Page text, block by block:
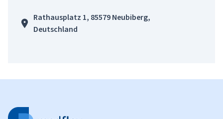
Rathausplatz 1, 85579 Neubiberg,
Deutschland